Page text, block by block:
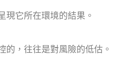
現它所在環境的結果。
的，往往是對風險的低估。